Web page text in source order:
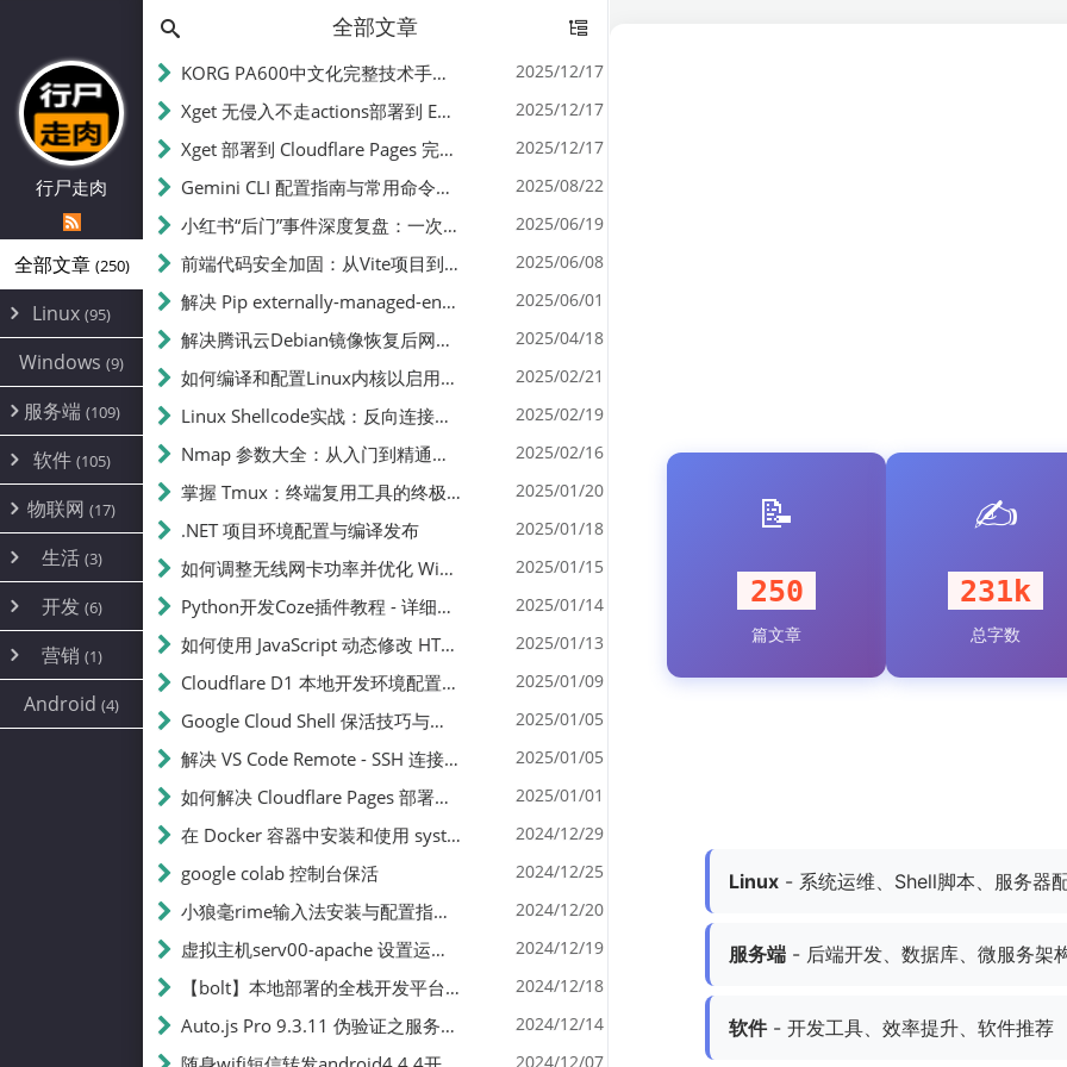
行尸走肉
全部文章 (250)
Linux (95)
Alpine
CentOS(17)
Debian(24)
ProxmoxVE
Ubuntu(7)
Windows (9)
服务端 (109)
环境配置
DD重装(3)
加速优化(34)
面板(12)
容器
游戏 (7)
饥荒(7)
云服务商(4)
WEB源码(6)
建站(5)
软件 (105)
安全(12)
办公(4)
图片 (2)
文件
系统 (35)
AI(10)
物联网 (17)
路由器
随身wifi(1)
mobile(14)
刷机
magisk
生活 (3)
线报
sim卡(1)
开发 (6)
编译
JavaScript(2)
python(2)
营销 (1)
公关(1)
SEO(1)
Android (4)
全部文章
KORG PA600中文化完整技术手册 - 从逆向到实现的全流程指南 2025/12/17
Xget 无侵入不走actions部署到 EdgeOne Pages 指南 2025/12/17
Xget 部署到 Cloudflare Pages 完整指南 - 无需修改源码的构建配置 2025/12/17
Gemini CLI 配置指南与常用命令中文翻译 | API Key、MCP、代理设置 2025/08/22
小红书“后门”事件深度复盘：一次沉默危机下的品牌、技术与流程三重考验 2025/06/19
前端代码安全加固：从Vite项目到纯静态页面的深度混淆技术备忘 2025/06/08
解决 Pip externally-managed-environment 错误：临时与永久绕过方案 2025/06/01
解决腾讯云Debian镜像恢复后网络不通问题 2025/04/18
如何编译和配置Linux内核以启用BBR2 | 内核编译教程 2025/02/21
Linux Shellcode实战：反向连接、持久化、免杀技术详解（MSF,Cobalt Strike）- 从原理到C加载器实现 2025/02/19
Nmap 参数大全：从入门到精通，掌握网络扫描的核心技巧 2025/02/16
掌握 Tmux：终端复用工具的终极指南 2025/01/20
.NET 项目环境配置与编译发布 2025/01/18
如何调整无线网卡功率并优化 Wifite 的功率设置 2025/01/15
Python开发Coze插件教程 - 详细步骤与注意事项 2025/01/14
如何使用 JavaScript 动态修改 HTML 中的权限文本 | 前端开发教程 2025/01/13
Cloudflare D1 本地开发环境配置指南 | CF Pages Local Development Guide 2025/01/09
Google Cloud Shell 保活技巧与配额时间查看方法 2025/01/05
解决 VS Code Remote - SSH 连接失败问题：从权限问题到成功启动 2025/01/05
如何解决 Cloudflare Pages 部署中的 API Token 权限问题 2025/01/01
在 Docker 容器中安装和使用 systemctl 的完整指南 2024/12/29
google colab 控制台保活 2024/12/25
小狼毫rime输入法安装与配置指南：从基础到高级自定义 2024/12/20
虚拟主机serv00-apache 设置运行目录 2024/12/19
【bolt】本地部署的全栈开发平台，支持本地及众多API，本地一键生成应用，部署教程 2024/12/18
Auto.js Pro 9.3.11 伪验证之服务器接口 Nginx 版 2024/12/14
2024/12/07
<
>
📝
250
篇文章
✍️
231k
总字数
Linux - 系统运维、Shell脚本、服务器
服务端 - 后端开发、数据库、微服务架
软件- 开发工具、效率提升、软件推荐